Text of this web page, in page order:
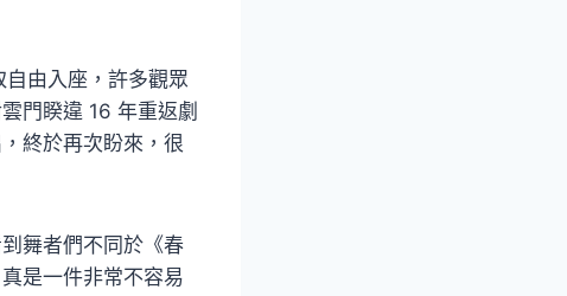
自由入座，許多觀眾
門睽違 16 年重返劇
終於再次盼來，很
舞者們不同於《春
是一件非常不容易